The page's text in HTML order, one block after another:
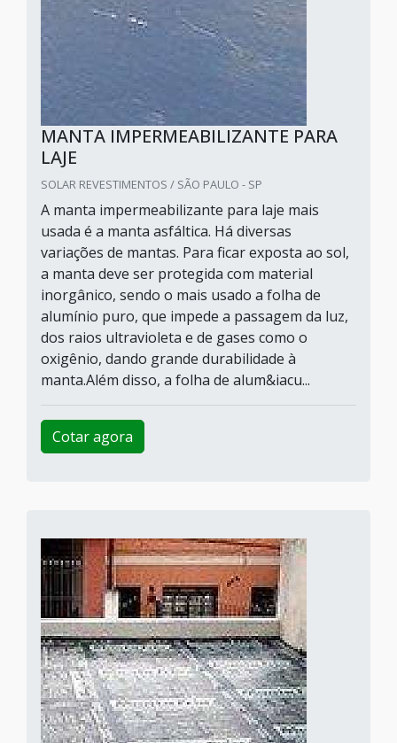
MANTA IMPERMEABILIZANTE PARA
LAJE
SOLAR REVESTIMENTOS / SÃO PAULO - SP
A manta impermeabilizante para laje mais
usada é a manta asfáltica. Há diversas
variações de mantas. Para ficar exposta ao sol,
a manta deve ser protegida com material
inorgânico, sendo o mais usado a folha de
alumínio puro, que impede a passagem da luz,
dos raios ultravioleta e de gases como o
oxigênio, dando grande durabilidade à
manta.Além disso, a folha de alum&iacu...
Cotar agora